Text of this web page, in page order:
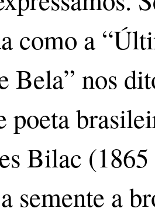
como a
Bela” nos
poeta
Bilac
semente a